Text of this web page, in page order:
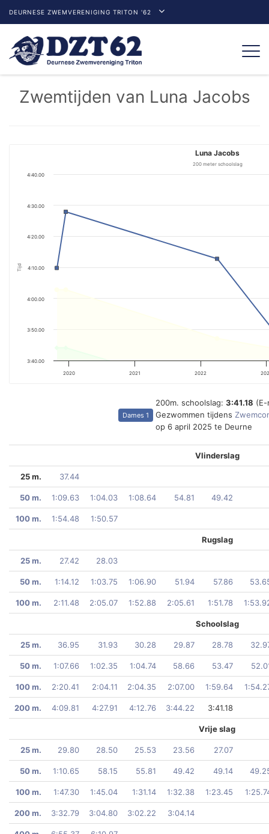
DEURNESE ZWEMVERENIGING TRITON '62
Zwemtijden van Luna Jacobs
Tijd
Luna Jacobs
200 meter schoolslag
2020 2021 2022
3:40.00
3:50.00
4:00.00
4:10.00
4:20.00
4:30.00
4:40.00
Dames 1
200m. schoolslag: 3:41.18
Gezwommen tijdens
op 6 april 2025 te Deurne
Vlinderslag
25 m. 37.44
50 m. 1:09.63 1:04.03 1:08.64 54.81 49.42
100 m. 1:54.48 1:50.57
Rugslag
25 m. 27.42 28.03
50 m. 1:14.12 1:03.75 1:06.90 51.94 57.86
100 m. 2:11.48 2:05.07 1:52.88 2:05.61 1:51.78
Schoolslag
25 m. 36.95 31.93 30.28 29.87 28.78
50 m. 1:07.66 1:02.35 1:04.74 58.66 53.47
100 m. 2:20.41 2:04.11 2:04.35 2:07.00 1:59.64
200 m. 4:09.81 4:27.91 4:12.76 3:44.22 3:41.18
Vrije slag
25 m. 29.80 28.50 25.53 23.56 27.07
50 m. 1:10.65 58.15 55.81 49.42 49.14
100 m. 1:47.30 1:45.04 1:31.14 1:32.38 1:23.45
200 m. 3:32.79 3:04.80 3:02.22 3:04.14